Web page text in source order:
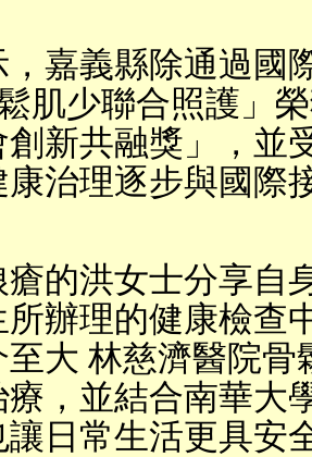
嘉義縣除通過國
肌少聯合照護」
新共融獎」，並
治理逐步與國際
的洪女士分享自
辦理的健康檢查
大 林慈濟醫院骨
，並結合南華大
日常生活更具安